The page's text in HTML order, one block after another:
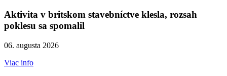
Aktivita v britskom stavebníctve klesla, rozsah
poklesu sa spomalil
06. augusta 2026
Viac info